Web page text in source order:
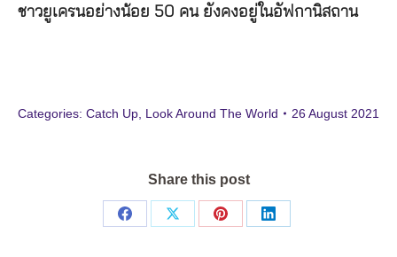
ชาวยูเครนอย่างน้อย 50 คน ยังคงอยู่ในอัฟกานิสถาน
Categories: Catch Up Look Around The World 26 August 2021
Share this post
Share
Share
Share
Share